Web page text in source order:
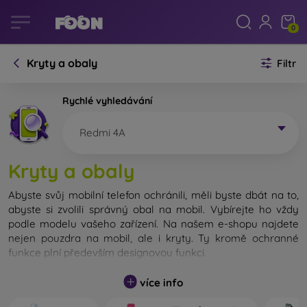
0
Kryty a obaly Filtr
Rychlé vyhledávání
Redmi 4A
Kryty a obaly
Abyste svůj mobilní telefon ochránili, měli byste dbát na to,
abyste si zvolili správný obal na mobil. Vybírejte ho vždy
podle modelu vašeho zařízení. Na našem e-shopu najdete
nejen pouzdra na mobil, ale i kryty. Ty kromě ochranné
funkce plní především designovou funkci.
Kryt na mobil můžeme také nazvat zadní kryt. Je určen na
ochranu zadní části telefonu. Jednotlivé kryty na mobil se
více info